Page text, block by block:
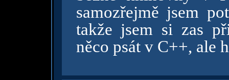
samozřejmě jsem
takže jsem si zas
něco psát v C++, ale